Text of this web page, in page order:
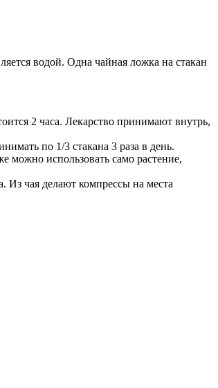
водой. Одна чайная ложка на стакан
2 часа. Лекарство принимают внутрь,
по 1/3 стакана 3 раза в день.
можно использовать само растение,
Из чая делают компрессы на места